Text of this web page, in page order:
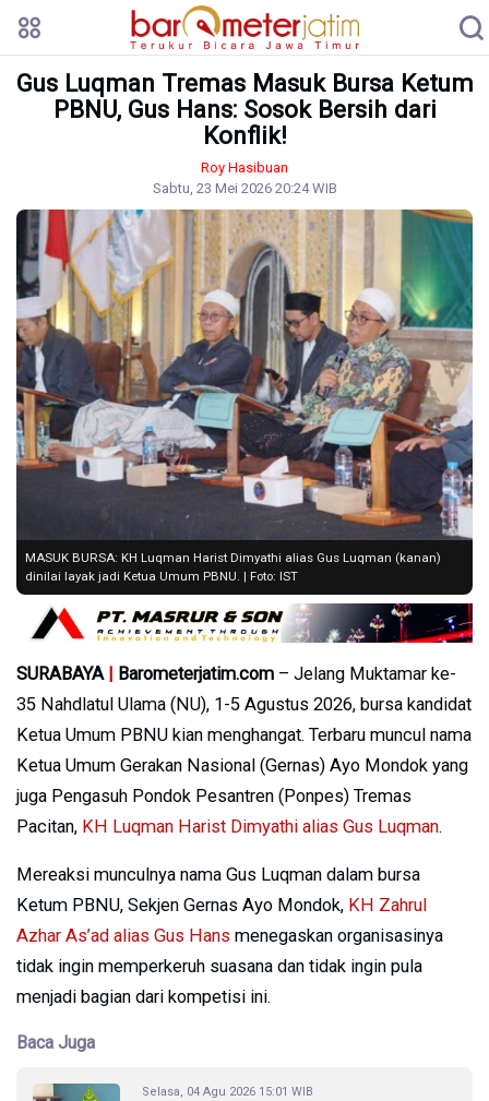
Gus Luqman Tremas Masuk Bursa Ketum
PBNU, Gus Hans: Sosok Bersih dari
Konflik!
Roy Hasibuan
Sabtu, 23 Mei 2026 20:24 WIB
MASUK BURSA: KH Luqman Harist Dimyathi alias Gus Luqman (kanan)
dinilai layak jadi Ketua Umum PBNU. | Foto: IST
SURABAYA | Barometerjatim.com – Jelang Muktamar ke-
35 Nahdlatul Ulama (NU), 1-5 Agustus 2026, bursa kandidat
Ketua Umum PBNU kian menghangat. Terbaru muncul nama
Ketua Umum Gerakan Nasional (Gernas) Ayo Mondok yang
juga Pengasuh Pondok Pesantren (Ponpes) Tremas
Pacitan, KH Luqman Harist Dimyathi alias Gus Luqman.
Mereaksi munculnya nama Gus Luqman dalam bursa
Ketum PBNU, Sekjen Gernas Ayo Mondok, KH Zahrul
Azhar As’ad alias Gus Hans menegaskan organisasinya
tidak ingin memperkeruh suasana dan tidak ingin pula
menjadi bagian dari kompetisi ini.
Baca Juga
Selasa, 04 Agu 2026 15:01 WIB